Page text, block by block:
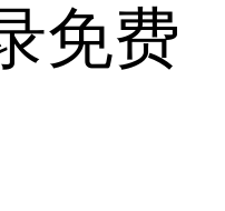
免费